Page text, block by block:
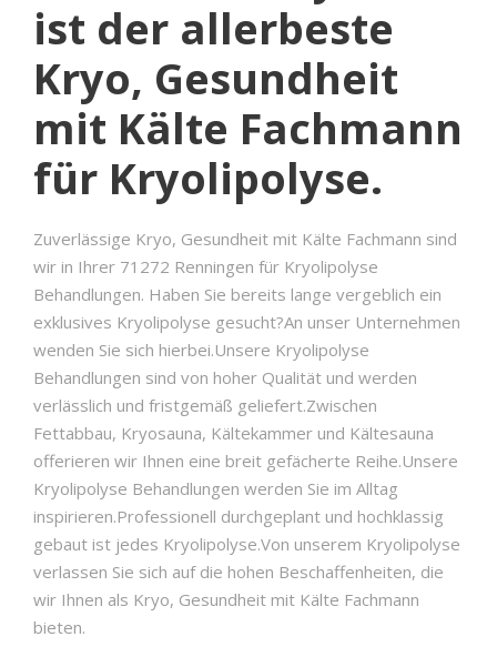
ist der allerbeste
Kryo, Gesundheit
mit Kälte Fachmann
für Kryolipolyse.
Zuverlässige Kryo, Gesundheit mit Kälte Fachmann sind
wir in Ihrer 71272 Renningen für Kryolipolyse
Behandlungen. Haben Sie bereits lange vergeblich ein
exklusives Kryolipolyse gesucht?An unser Unternehmen
wenden Sie sich hierbei.Unsere Kryolipolyse
Behandlungen sind von hoher Qualität und werden
verlässlich und fristgemäß geliefert.Zwischen
Fettabbau, Kryosauna, Kältekammer und Kältesauna
offerieren wir Ihnen eine breit gefächerte Reihe.Unsere
Kryolipolyse Behandlungen werden Sie im Alltag
inspirieren.Professionell durchgeplant und hochklassig
gebaut ist jedes Kryolipolyse.Von unserem Kryolipolyse
verlassen Sie sich auf die hohen Beschaffenheiten, die
wir Ihnen als Kryo, Gesundheit mit Kälte Fachmann
bieten.